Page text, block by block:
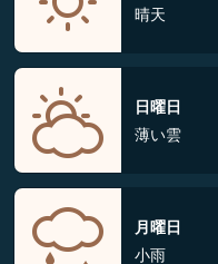
晴天
日曜日
薄い雲
月曜日
小雨